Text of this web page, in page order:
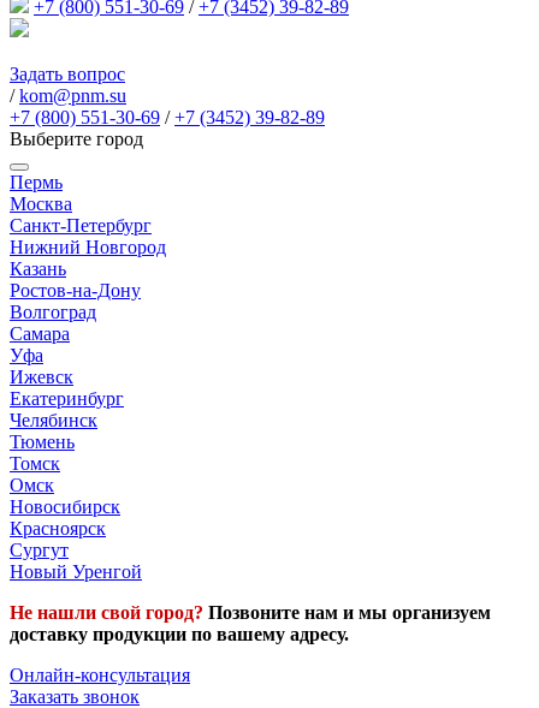
+7 (800) 551-30-69 /+7 (3452) 39-82-89
Задать вопрос
/kom@pnm.su
+7 (800) 551-30-69 /+7 (3452) 39-82-89
Выберите город
Пермь
Москва
Санкт-Петербург
Нижний Новгород
Казань
Ростов-на-Дону
Волгоград
Самара
Уфа
Ижевск
Екатеринбург
Челябинск
Тюмень
Томск
Омск
Новосибирск
Красноярск
Сургут
Новый Уренгой
Не нашли свой город? Позвоните нам и мы организуем
доставку продукции по вашему адресу.
Онлайн-консультация
Заказать звонок